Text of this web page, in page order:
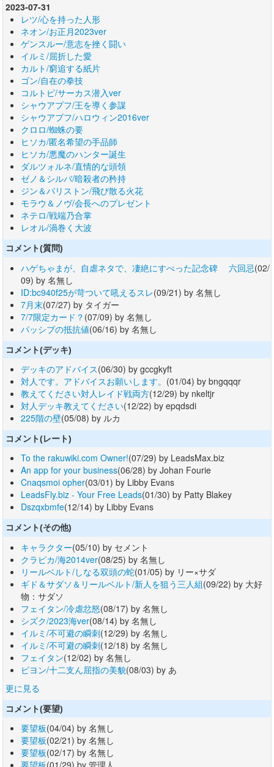
2023-07-31
レツ/心を持った人形
ネオン/お正月2023ver
ゲンスルー/意志を挫く闘い
イルミ/屈折した愛
カルト/窮追する紙片
ゴン/自在の拳技
コルトピ/サーカス潜入ver
シャウアプフ/王を導く参謀
シャウアプフ/ハロウィン2016ver
クロロ/蜘蛛の要
ヒソカ/匿名希望の手品師
ヒソカ/悪魔のハンター誕生
ダルツォルネ/直情的な頭領
ゼノ＆シルバ/暗殺者の矜持
ジン＆パリストン/飛び散る火花
モラウ＆ノヴ/会長へのプレゼント
ネテロ/戦端乃合掌
レオル/渦巻く大波
コメント(質問)
ハゲちゃまが、自虐ネタで、凄絶にすべった記念碑 六回忌(02/
09) by 名無し
ID:bc940f25が苛ついて吼えるスレ(09/21) by 名無し
7月末(07/27) by タイガー
7/7限定カード？ (07/09) by 名無し
パッシブの抵抗値(06/16) by 名無し
コメント(デッキ)
デッキのアドバイス(06/30) by gccgkyft
対人です。アドバイスお願いします。 (01/04) by bngqqqr
教えてください対人レイド戦両方(12/29) by nkeltjr
対人デッキ教えてください(12/22) by epqdsdi
225階の壁(05/08) by ルカ
コメント(レート)
To the rakuwiki.com Owner!(07/29) by LeadsMax.biz
An app for your business(06/28) by Johan Fourie
Cnaqsmoi opher(03/01) by Libby Evans
LeadsFly.biz - Your Free Leads(01/30) by Patty Blakey
Dszqxbmfe(12/14) by Libby Evans
コメント(その他)
キャラクター(05/10) by セメント
クラピカ/海2014ver(08/25) by 名無し
リールベルト/しなる双頭の蛇(01/05) by リー×サダ
ギド＆サダソ＆リールベルト/新人を狙う三人組(09/22) by 大好
物：サダソ
フェイタン/冷虐忿怒(08/17) by 名無し
シズク/2023海ver(08/14) by 名無し
イルミ/不可避の瞬刺(12/29) by 名無し
イルミ/不可避の瞬刺(12/18) by 名無し
フェイタン(12/02) by 名無し
ピヨン/十二支ん屈指の美貌(08/03) by あ
更に見る
コメント(要望)
要望板(04/04) by 名無し
要望板(02/21) by 名無し
要望板(02/17) by 名無し
要望板(01/29) by 管理人